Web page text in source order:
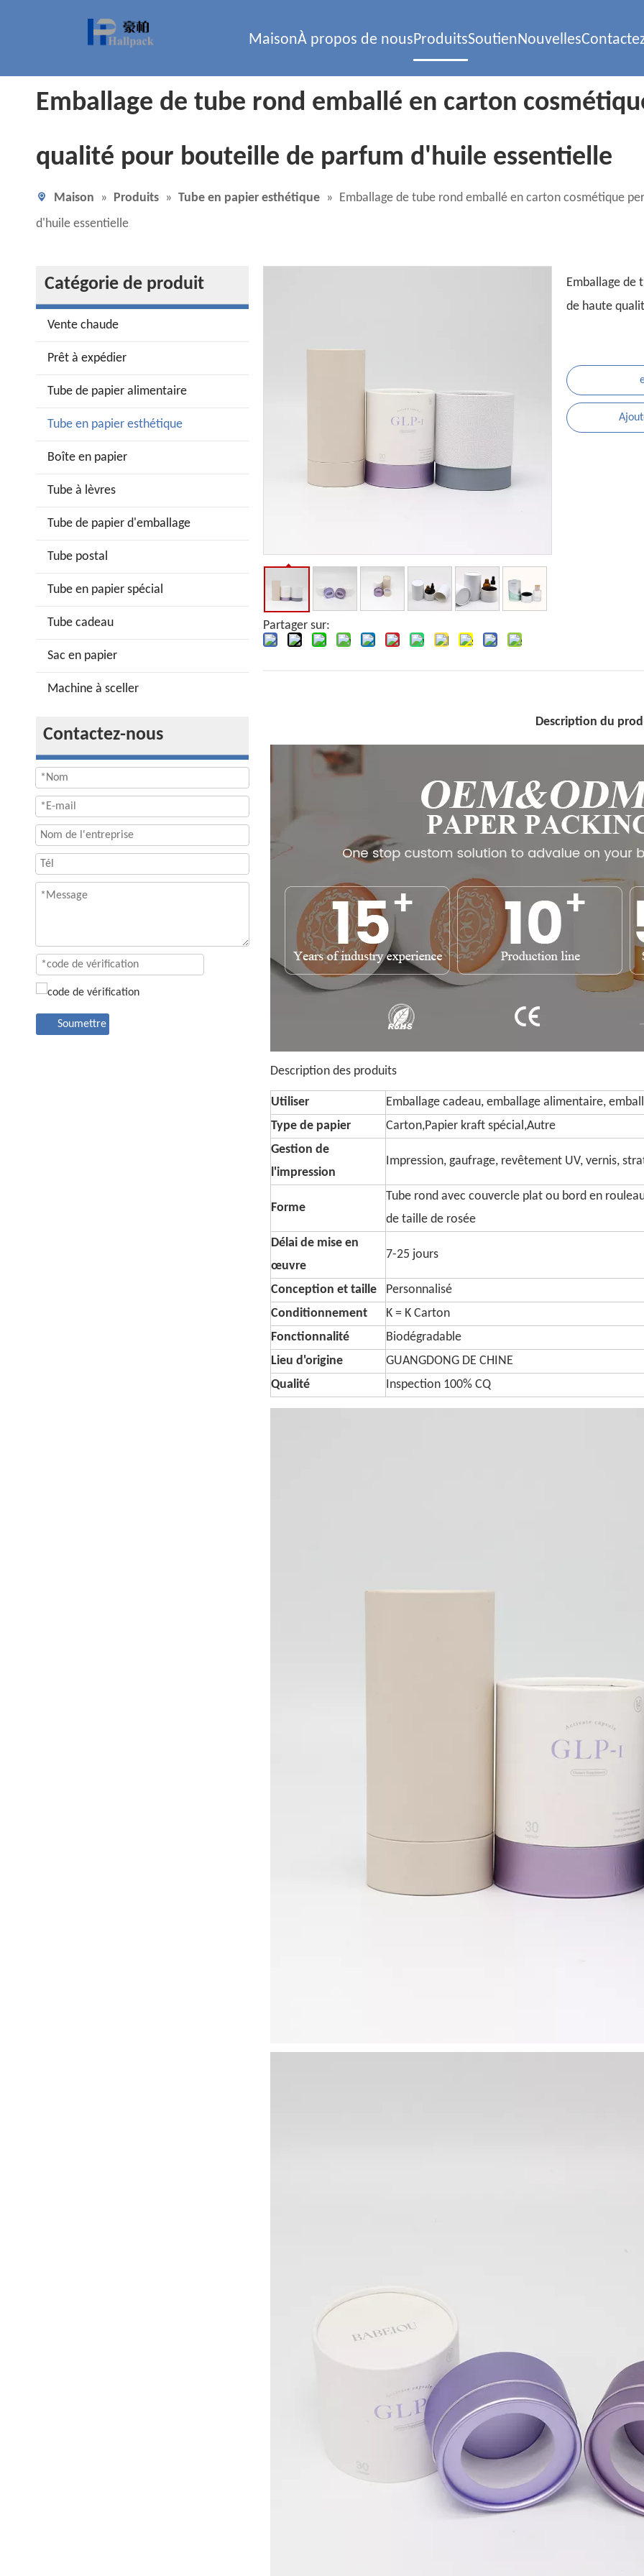
MaisonÀ propos de nousProduitsSoutienNouvelles
Emballage de tube rond emballé en carton
qualité pour bouteille de parfum d'huile essentielle
Maison » Produits » Tube en papier esthétique » Emballage de tube rond emballé en carton cosmétique
d'huile essentielle
Catégorie de produit
Vente chaude
Prêt à expédier
Tube de papier alimentaire
Tube en papier esthétique
Boîte en papier
Tube à lèvres
Tube de papier d'emballage
Tube postal
Tube en papier spécial
Tube cadeau
Sac en papier
Machine à sceller
Contactez-nous
Soumettre
Partager sur:
Emballage de
de haute
Description du
Description des produits
Utiliser
Emballage cadeau, emballage alimentaire,
Type de papier
Carton,Papier kraft spécial,Autre
Gestion de
l'impression
Impression, gaufrage, revêtement UV, vernis,
Forme
Tube rond avec couvercle plat ou bord en
de taille de rosée
Délai de mise en
œuvre
7-25 jours
Conception et taille
Personnalisé
Conditionnement
K = K Carton
Fonctionnalité
Biodégradable
Lieu d'origine
GUANGDONG DE CHINE
Qualité
Inspection 100% CQ